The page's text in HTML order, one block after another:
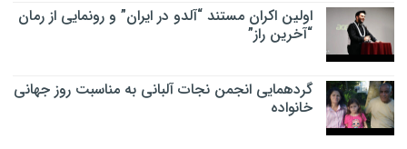
اولین اکران مستند “آلدو در ایران” و رونمایی از رمان
“آخرین راز”
گردهمایی انجمن نجات آلبانی به مناسبت روز جهانی
خانواده